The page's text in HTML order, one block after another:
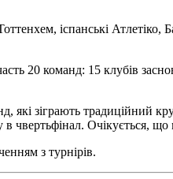
іспанські Атлетіко,
20 команд: 15 клубів
які зіграють традиційний
чвертьфінал. Очікується,
з турнірів.